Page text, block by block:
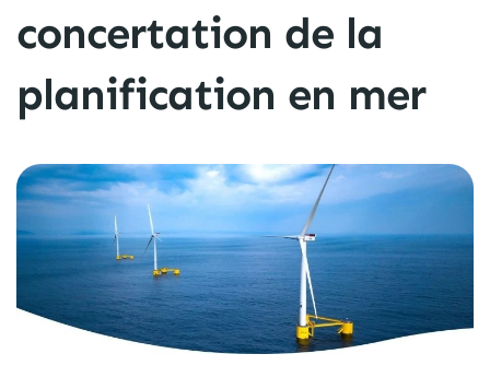
concertation de la
planification en mer